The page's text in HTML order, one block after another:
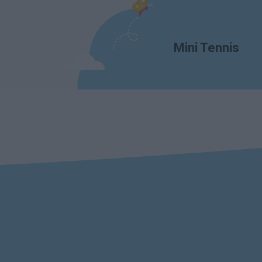
Mini Tennis